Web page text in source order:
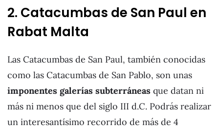
2. Catacumbas de San Paul en
Rabat Malta
Las Catacumbas de San Paul, también conocidas
como las Catacumbas de San Pablo, son unas
imponentes galerías subterráneas que datan ni
más ni menos que del siglo III d.C. Podrás realizar
un interesantísimo recorrido de más de 4